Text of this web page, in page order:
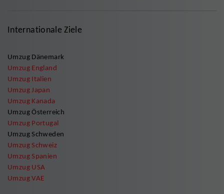
Internationale Ziele
Umzug Dänemark
Umzug England
Umzug Italien
Umzug Japan
Umzug Kanada
Umzug Österreich
Umzug Portugal
Umzug Schweden
Umzug Schweiz
Umzug Spanien
Umzug USA
Umzug VAE